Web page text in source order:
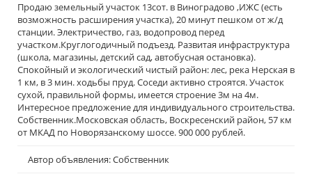
Продаю земельный участок 13сот. в Виноградово ,ИЖС (есть
возможность расширения участка), 20 минут пешком от ж/д
станции. Электричество, газ, водопровод перед
участком.Круглогодичный подъезд. Развитая инфраструктура
(школа, магазины, детский сад, автобусная остановка).
Спокойный и экологический чистый район: лес, река Нерская в
1 км, в 3 мин. ходьбы пруд. Соседи активно строятся. Участок
сухой, правильной формы, имеется строение 3м на 4м.
Интересное предложение для индивидуального строительства.
Собственник.Московская область, Воскресенский район, 57 км
от МКАД по Новорязанскому шоссе. 900 000 рублей.
Автор объявления: Собственник